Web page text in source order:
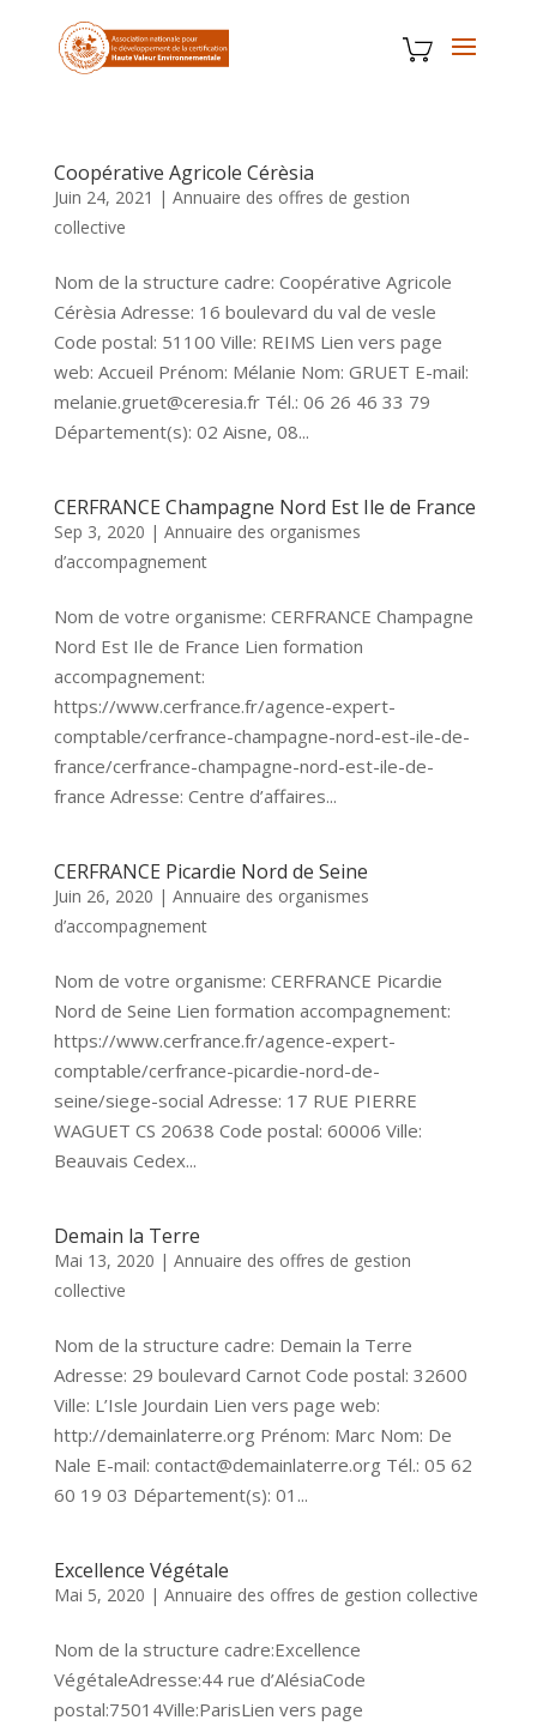
Coopérative Agricole Cérèsia
Juin 24, 2021 | Annuaire des offres de gestion
collective
Nom de la structure cadre: Coopérative Agricole
Cérèsia Adresse: 16 boulevard du val de vesle
Code postal: 51100 Ville: REIMS Lien vers page
web: Accueil Prénom: Mélanie Nom: GRUET E-mail:
melanie.gruet@ceresia.fr Tél.: 06 26 46 33 79
Département(s): 02 Aisne, 08...
CERFRANCE Champagne Nord Est Ile de France
Sep 3, 2020 | Annuaire des organismes
d’accompagnement
Nom de votre organisme: CERFRANCE Champagne
Nord Est Ile de France Lien formation
accompagnement:
https://www.cerfrance.fr/agence-expert-
comptable/cerfrance-champagne-nord-est-ile-de-
france/cerfrance-champagne-nord-est-ile-de-
france Adresse: Centre d’affaires...
CERFRANCE Picardie Nord de Seine
Juin 26, 2020 | Annuaire des organismes
d’accompagnement
Nom de votre organisme: CERFRANCE Picardie
Nord de Seine Lien formation accompagnement:
https://www.cerfrance.fr/agence-expert-
comptable/cerfrance-picardie-nord-de-
seine/siege-social Adresse: 17 RUE PIERRE
WAGUET CS 20638 Code postal: 60006 Ville:
Beauvais Cedex...
Demain la Terre
Mai 13, 2020 | Annuaire des offres de gestion
collective
Nom de la structure cadre: Demain la Terre
Adresse: 29 boulevard Carnot Code postal: 32600
Ville: L’Isle Jourdain Lien vers page web:
http://demainlaterre.org Prénom: Marc Nom: De
Nale E-mail: contact@demainlaterre.org Tél.: 05 62
60 19 03 Département(s): 01...
Excellence Végétale
Mai 5, 2020 | Annuaire des offres de gestion collective
Nom de la structure cadre:Excellence
VégétaleAdresse:44 rue d’AlésiaCode
postal:75014Ville:ParisLien vers page